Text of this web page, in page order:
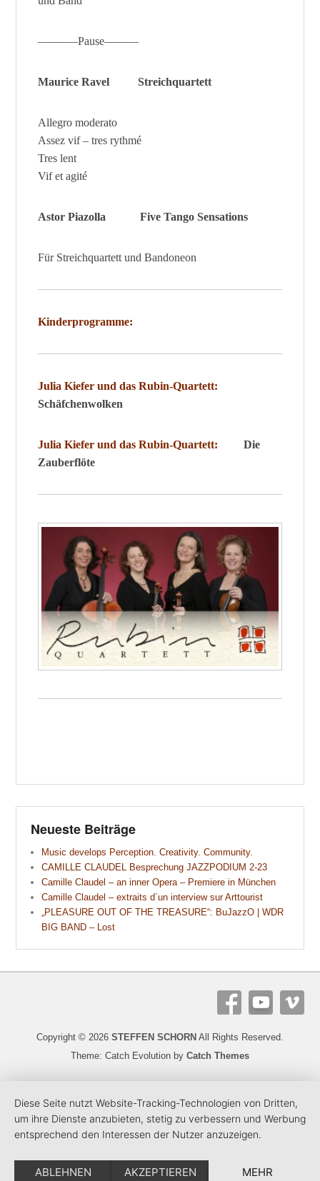
———–Pause———
Maurice Ravel Streichquartett
Allegro moderato
Assez vif – tres rythmé
Tres lent
Vif et agité
Astor PiazollaFive Tango Sensations
Für Streichquartett und Bandoneon
Kinderprogramme:
Julia Kiefer und das Rubin-Quartett:
Schäfchenwolken
Julia Kiefer und das Rubin-Quartett:
Die
Zauberflöte
Neueste Beiträge
Music develops Perception. Creativity. Community.
CAMILLE CLAUDEL Besprechung JAZZPODIUM 2-23
Camille Claudel – an inner Opera – Premiere in München
Camille Claudel – extraits d´un interview sur Arttourist
„PLEASURE OUT OF THE TREASURE“: BuJazzO | WDR
BIG BAND – Lost
Copyright © 2026 STEFFEN SCHORN All Rights Reserved.
Theme: Catch Evolution by Catch Themes
Diese Seite nutzt Website-Tracking-Technologien von Dritten,
um ihre Dienste anzubieten, stetig zu verbessern und Werbung
entsprechend den Interessen der Nutzer anzuzeigen.
ABLEHNEN AKZEPTIEREN MEHR